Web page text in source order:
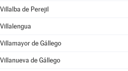
Villalba de Perejil
Villalengua
Villamayor de Gállego
Villanueva de Gállego